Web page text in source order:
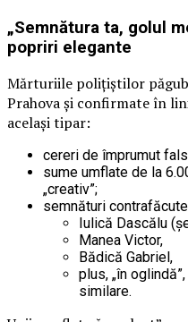
„Semnătura ta, golul
popriri elegante
Mărturiile polițiștilor
Prahova și confirmate în
același tipar:
cereri de împrumut
sume umflate de la
„creativ”;
semnături
Iulică Dascălu
Manea Victor,
Bădică Gabriel,
plus, „în
similare.